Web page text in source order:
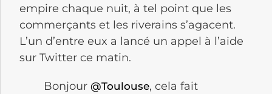
empire chaque nuit, à tel point que les
commerçants et les riverains s’agacent.
L’un d’entre eux a lancé un appel à l’aide
sur Twitter ce matin.
Bonjour @Toulouse, cela fait